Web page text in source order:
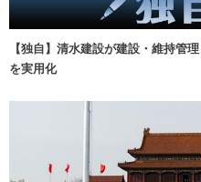
【独自】清水建設が建設・維持管
を実用化